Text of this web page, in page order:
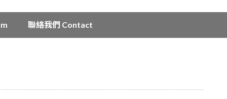
聯絡我們 Contact